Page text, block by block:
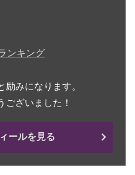
ンキング
みになります。
ございました！
ールを見る